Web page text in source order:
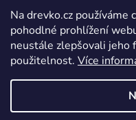
Na drevko.cz používáme
pohodlné prohlížení
neustále zlepšovali jeho
použitelnost. Více